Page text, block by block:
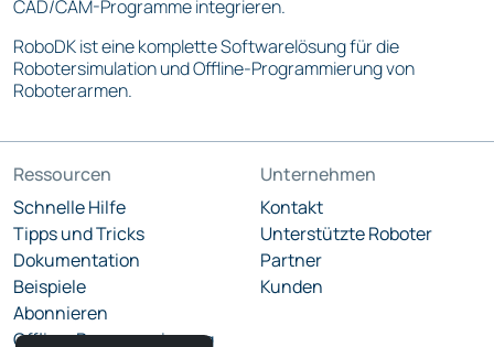
CAD/CAM-Programme integrieren.
RoboDK ist eine komplette Softwarelösung für die
Robotersimulation und Offline-Programmierung von
Roboterarmen.
Ressourcen
Schnelle Hilfe
Tipps und Tricks
Dokumentation
Beispiele
Abonnieren
Offline-Programmierung
Unternehmen
Kontakt
Unterstützte Roboter
Partner
Kunden